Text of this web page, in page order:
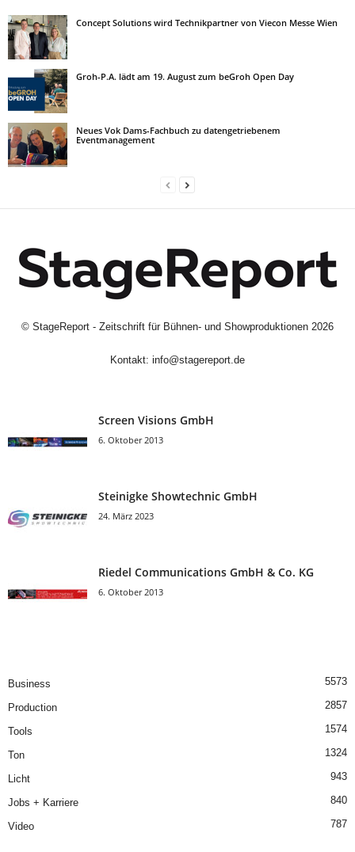
Concept Solutions wird Technikpartner von Viecon Messe Wien
Groh-P.A. lädt am 19. August zum beGroh Open Day
Neues Vok Dams-Fachbuch zu datengetriebenem
Eventmanagement
© StageReport - Zeitschrift für Bühnen- und Showproduktionen 2026
Kontakt: info@stagereport.de
Screen Visions GmbH
6. Oktober 2013
Steinigke Showtechnic GmbH
24. März 2023
Riedel Communica­tions GmbH & Co. KG
6. Oktober 2013
Business 5573
Production 2857
Tools 1574
Ton 1324
Licht 943
Jobs + Karriere 840
Video 787